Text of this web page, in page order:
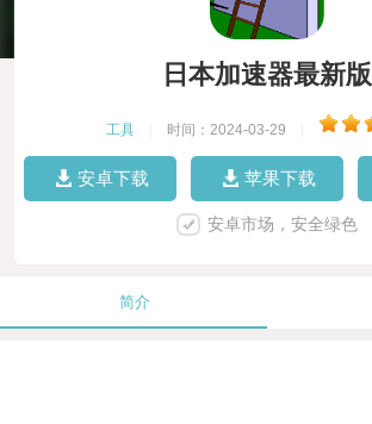
日本加速器最新版
工具 时间：2024-03-29
安卓下载 苹果下载
安卓市场，安全绿色
简介